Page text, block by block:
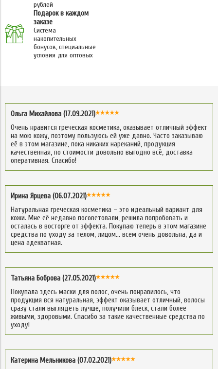
рублей
Подарок в каждом
заказе
Система
накопительных
бонусов, специальные
условия для оптовых
Ольга Михайлова (17.09.2021)
Очень нравится греческая косметика, оказывает отличный эффект
на мою кожу, поэтому пользуюсь ей уже давно. Часто заказываю
её в этом магазине, пока никаких нареканий, продукция
качественная, по стоимости довольно выгодно всё, доставка
оперативная. Спасибо!
Ирина Ярцева (06.07.2021)
Натуральная греческая косметика – это идеальный вариант для
кожи. Мне её недавно посоветовали, решила попробовать и
осталась в восторге от эффекта. Покупаю теперь в этом магазине
средства по уходу за телом, лицом… всем очень довольна, да и
цена адекватная.
Татьяна Боброва (27.05.2021)
Покупала здесь маски для волос, очень понравилось, что
продукция вся натуральная, эффект оказывает отличный, волосы
сразу стали выглядеть лучше, получили блеск, стали более
живыми, здоровыми. Спасибо за такие качественные средства по
уходу!
Катерина Мельникова (07.02.2021)